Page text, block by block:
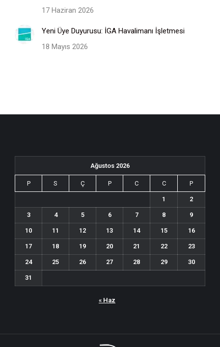
17 Haziran 2026
Yeni Üye Duyurusu: İGA Havalimanı İşletmesi
18 Mayıs 2026
Ağustos 2026
P S Ç P C C P
1 2
3 4 5 6 7 8 9
10 11 12 13 14 15 16
17 18 19 20 21 22 23
24 25 26 27 28 29 30
31
« Haz